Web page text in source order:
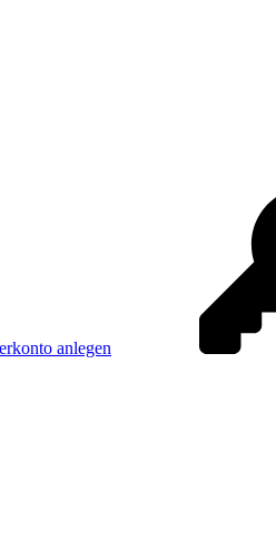
anlegen